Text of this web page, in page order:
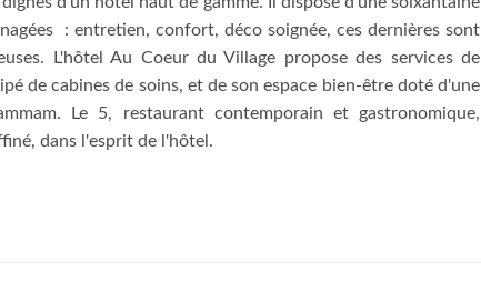
: entretien, confort, déco soignée, ces dernières sont
L'hôtel Au Coeur du Village propose des services de
de cabines de soins, et de son espace bien-être doté d'une
Le 5, restaurant contemporain et gastronomique,
dans l'esprit de l'hôtel.